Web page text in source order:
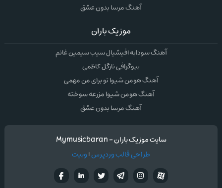
آهنگ مرسا بدون عشق
موزیک باران
آهنگ سودابه افیشیال سیب سیمین غانم
بیوگرافی نارگل کاظمی
آهنگ هومن شیوا تو برای من مهمی
آهنگ هومن شیوا مزرعه سوخته
آهنگ مرسا بدون عشق
سایت موزیک باران - Mymusicbaran
طراحی قالب وردپرس:وبیت
تويترتلگرام
اینستاگرام آپارات